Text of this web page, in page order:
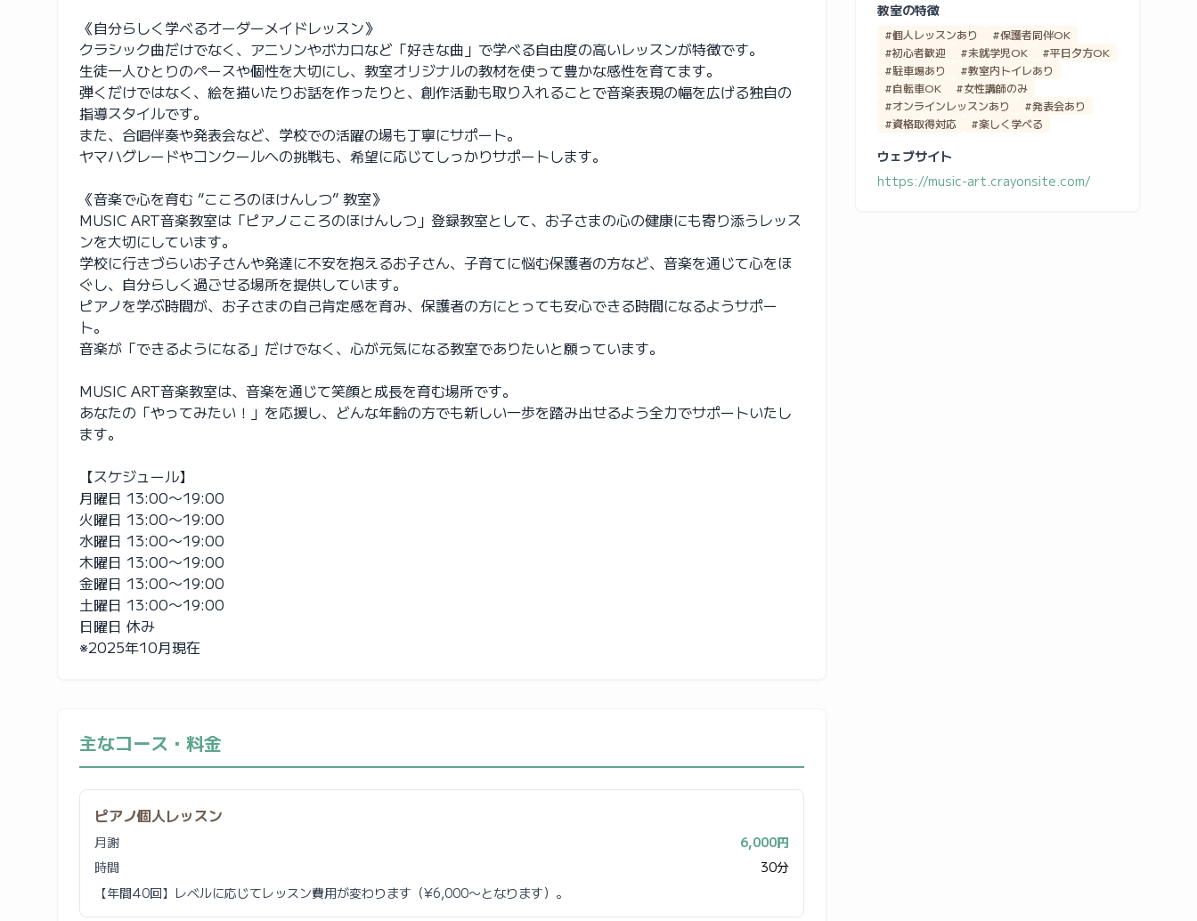
《自分らしく学べるオーダーメイドレッスン》
クラシック曲だけでなく、アニソンやボカロなど「好きな曲」で学べる自由度の高いレッスンが特徴です。
生徒一人ひとりのペースや個性を大切にし、教室オリジナルの教材を使って豊かな感性を育てます。
弾くだけではなく、絵を描いたりお話を作ったりと、創作活動も取り入れることで音楽表現の幅を広げる独自の
指導スタイルです。
また、合唱伴奏や発表会など、学校での活躍の場も丁寧にサポート。
ヤマハグレードやコンクールへの挑戦も、希望に応じてしっかりサポートします。
《音楽で心を育む “こころのほけんしつ” 教室》
MUSIC ART音楽教室は「ピアノこころのほけんしつ」登録教室として、お子さまの心の健康にも寄り添うレッス
ンを大切にしています。
学校に行きづらいお子さんや発達に不安を抱えるお子さん、子育てに悩む保護者の方など、音楽を通じて心をほ
ぐし、自分らしく過ごせる場所を提供しています。
ピアノを学ぶ時間が、お子さまの自己肯定感を育み、保護者の方にとっても安心できる時間になるようサポー
ト。
音楽が「できるようになる」だけでなく、心が元気になる教室でありたいと願っています。
MUSIC ART音楽教室は、音楽を通じて笑顔と成長を育む場所です。
あなたの「やってみたい！」を応援し、どんな年齢の方でも新しい一歩を踏み出せるよう全力でサポートいたし
ます。
【スケジュール】
月曜日 13:00〜19:00
火曜日 13:00〜19:00
水曜日 13:00〜19:00
木曜日 13:00〜19:00
金曜日 13:00〜19:00
土曜日 13:00〜19:00
日曜日 休み
※2025年10月現在
主なコース・料金
ピアノ個人レッスン
月謝
6,000円
時間
30分
【年間40回】レベルに応じてレッスン費用が変わります（¥6,000〜となります）。
教室の特徴
#個人レッスンあり
#保護者同伴OK
#初心者歓迎
#未就学児OK
#平日夕方OK
#駐車場あり
#教室内トイレあり
#自転車OK
#女性講師のみ
#オンラインレッスンあり
#発表会あり
#資格取得対応
#楽しく学べる
ウェブサイト
https://music-art.crayonsite.com/